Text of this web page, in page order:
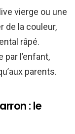
vierge ou une
de la couleur,
râpé.
l’enfant,
parents.
: le